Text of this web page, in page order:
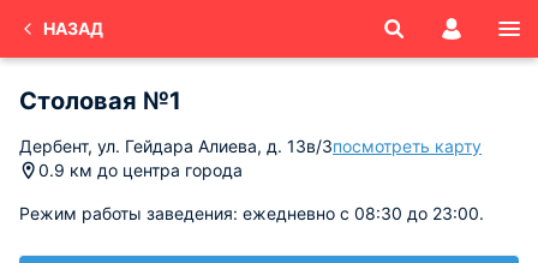
НАЗАД
Столовая №1
Дербент, ул. Гейдара Алиева, д. 13в/3посмотреть карту
0.9 км до центра города
Режим работы заведения: ежедневно с 08:30 до 23:00.